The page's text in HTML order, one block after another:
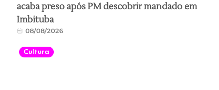
acaba preso após PM descobrir mandado em
Imbituba
08/08/2026
Cultura